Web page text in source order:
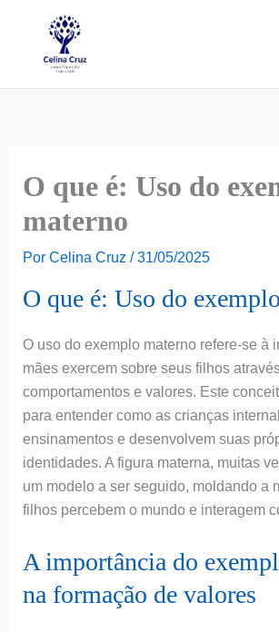
O que é: Uso do
materno
Por Celina Cruz / 31/05/2025
O que é: Uso do
O uso do exemplo materno refere-se à
mães exercem sobre seus filhos
comportamentos e valores. Este
para entender como as crianças
ensinamentos e desenvolvem suas
identidades. A figura materna, muitas
um modelo a ser seguido, moldando a
filhos percebem o mundo e interagem
A importância do
na formação de valores